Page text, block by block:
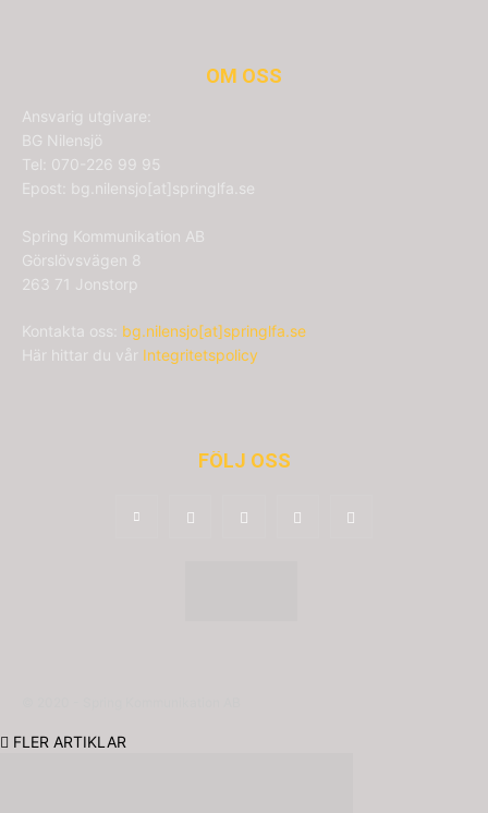
OM OSS
Ansvarig utgivare:
BG Nilensjö
Tel: 070-226 99 95
Epost: bg.nilensjo[at]springlfa.se
Spring Kommunikation AB
Görslövsvägen 8
263 71 Jonstorp
Kontakta oss: bg.nilensjo[at]springlfa.se
Här hittar du vår Integritetspolicy
FÖLJ OSS
FLER ARTIKLAR